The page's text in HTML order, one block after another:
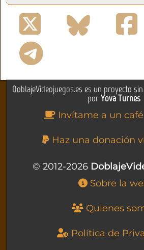
DoblajeVideojuegos.es es un proyecto
porYova Turnes
Invítame a un
Haz una donación
© 2012-2026
Sobre la
Quienes
Política de